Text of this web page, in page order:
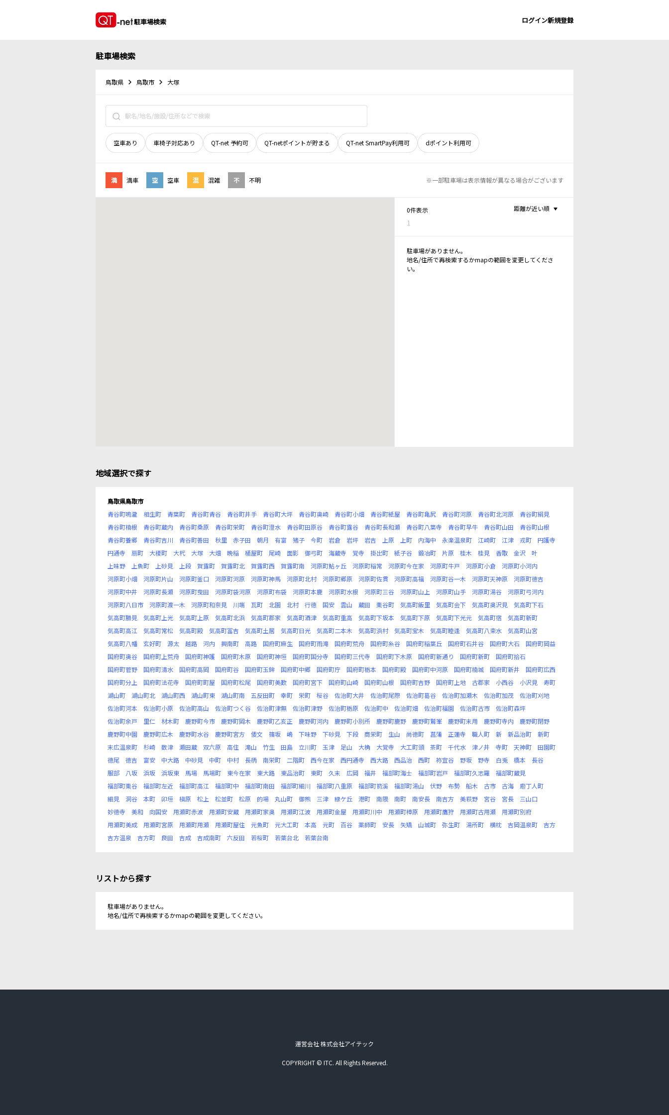
駐車場検索 ログイン新規登録
駐車場検索
鳥取県 鳥取市 大塚
空車あり 車椅子対応あり QT-net 予約可 QT-netポイントが貯まる QT-net SmartPay利用可 dポイント利用可
満 満車 空 空車 混 混雑 不 不明 ※一部駐車場は表示情報が異なる場合がございます
0件表示
1
距離が近い順
駐車場がありません。
地名/住所で再検索するかmapの範囲を変更してくださ
い。
地域選択で探す
鳥取県鳥取市
青谷町鳴瀧
相生町 青葉町 青谷町青谷 青谷町井手 青谷町大坪 青谷町奥崎 青谷町小畑 青谷町紙屋 青谷町亀尻 青谷町河原 青谷町北河原
青谷町絹見
青谷町楠根
青谷町蔵内 青谷町桑原 青谷町栄町 青谷町澄水 青谷町田原谷 青谷町露谷 青谷町長和瀬 青谷町八葉寺 青谷町早牛 青谷町山田
青谷町山根
青谷町養郷
青谷町吉川 青谷町善田 秋里 赤子田 朝月 有富 猪子 今町 岩倉 岩坪 岩吉 上原 上町 内海中 永楽温泉町 江崎町 江津 戎町
円護寺
円通寺
扇町 大榎町 大杙 大塚 大畑 晩稲 桶屋町 尾崎 面影 御弓町 海蔵寺 覚寺 掛出町 紙子谷 鍛冶町 片原 桂木 桂見 香取 金沢
叶
上味野
上魚町 上砂見 上段 賀露町 賀露町北 賀露町西 賀露町南 河原町鮎ヶ丘 河原町稲常 河原町今在家 河原町牛戸 河原町小倉
河原町小河内
河原町小畑
河原町片山 河原町釜口 河原町河原 河原町神馬 河原町北村 河原町郷原 河原町佐貫 河原町高福 河原町谷一木 河原町天神原
河原町徳吉
河原町中井
河原町長瀬 河原町曳田 河原町袋河原 河原町布袋 河原町本鹿 河原町水根 河原町三谷 河原町山上 河原町山手 河原町湯谷
河原町弓河内
河原町八日市
河原町渡一木 河原町和奈見 川端 瓦町 北園 北村 行徳 国安 雲山 蔵田 栗谷町 気高町飯里 気高町会下 気高町奥沢見
気高町下石
気高町勝見
気高町上光 気高町上原 気高町北浜 気高町郡家 気高町酒津 気高町重高 気高町下坂本 気高町下原 気高町下光元 気高町宿
気高町新町
気高町高江
気高町常松 気高町殿 気高町冨吉 気高町土居 気高町日光 気高町二本木 気高町浜村 気高町宝木 気高町睦逢 気高町八束水
気高町山宮
気高町八幡
玄好町 源太 越路 河内 興南町 高路 国府町麻生 国府町雨滝 国府町荒舟 国府町糸谷 国府町稲葉丘 国府町石井谷 国府町大石
国府町岡益
国府町奥谷
国府町上荒舟 国府町神護 国府町木原 国府町神垣 国府町国分寺 国府町三代寺 国府町下木原 国府町新通り 国府町新町
国府町拾石
国府町菅野
国府町清水 国府町高岡 国府町谷 国府町玉鉾 国府町中郷 国府町庁 国府町栃本 国府町殿 国府町中河原 国府町楠城 国府町新井
国府町広西
国府町分上
国府町法花寺 国府町町屋 国府町松尾 国府町美歎 国府町宮下 国府町山崎 国府町山根 国府町吉野 国府町上地 古郡家 小西谷 小沢見
寿町
湖山町
湖山町北 湖山町西 湖山町東 湖山町南 五反田町 幸町 栄町 桜谷 佐治町大井 佐治町尾際 佐治町葛谷 佐治町加瀬木 佐治町加茂
佐治町刈地
佐治町河本
佐治町小原 佐治町高山 佐治町つく谷 佐治町津無 佐治町津野 佐治町栃原 佐治町中 佐治町畑 佐治町福園 佐治町古市
佐治町森坪
佐治町余戸
里仁 材木町 鹿野町今市 鹿野町岡木 鹿野町乙亥正 鹿野町河内 鹿野町小別所 鹿野町鹿野 鹿野町鷲峯 鹿野町末用 鹿野町寺内
鹿野町閉野
鹿野町中園
鹿野町広木 鹿野町水谷 鹿野町宮方 倭文 篠坂 嶋 下味野 下砂見 下段 商栄町 生山 尚徳町 菖蒲 正蓮寺 職人町 新 新品治町
新町
末広温泉町
杉崎 数津 瀬田蔵 双六原 高住 滝山 竹生 田島 立川町 玉津 足山 大桷 大覚寺 大工町頭 茶町 千代水 津ノ井 寺町 天神町
田園町
徳尾
徳吉 富安 中大路 中砂見 中町 中村 長柄 南栄町 二階町 西今在家 西円通寺 西大路 西品治 西町 祢宜谷 野坂 野寺 白兎 橋本
長谷
服部
八坂 浜坂 浜坂東 馬場 馬場町 東今在家 東大路 東品治町 東町 久末 広岡 福井 福部町海士 福部町岩戸 福部町久志羅
福部町蔵見
福部町栗谷
福部町左近 福部町高江 福部町中 福部町南田 福部町細川 福部町八重原 福部町箭溪 福部町湯山 伏野 布勢 船木 古市 古海
庖丁人町
細見
洞谷 本町 卯垣 槇原 松上 松並町 松原 的場 丸山町 御熊 三津 緑ケ丘 港町 南隈 南町 南安長 南吉方 美萩野 宮谷 宮長
三山口
妙徳寺
美和 向国安 用瀬町赤波 用瀬町安蔵 用瀬町家奥 用瀬町江波 用瀬町金屋 用瀬町川中 用瀬町樟原 用瀬町鷹狩 用瀬町古用瀬
用瀬町別府
用瀬町美成
用瀬町宮原 用瀬町用瀬 用瀬町屋住 元魚町 元大工町 本高 元町 百谷 薬師町 安長 矢矯 山城町 弥生町 湯所町 横枕 吉岡温泉町
吉方
吉方温泉
吉方町 良田 吉成 吉成南町 六反田 若桜町 若葉台北 若葉台南
リストから探す
駐車場がありません。
地名/住所で再検索するかmapの範囲を変更してください。
運営会社 株式会社アイテック
COPYRIGHT © ITC. All Rights Reserved.